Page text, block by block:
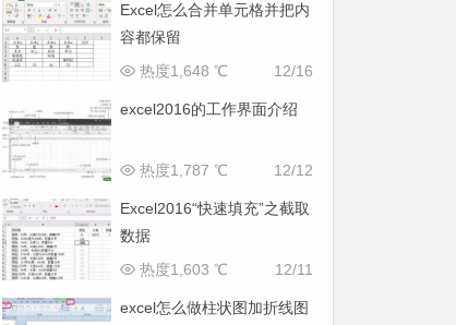
Excel怎么合并单元格并把内
容都保留
12/16
热度1,648 ℃
excel2016的工作界面介绍
12/12
热度1,787 ℃
Excel2016“快速填充”之截取
数据
12/11
热度1,603 ℃
excel怎么做柱状图加折线图